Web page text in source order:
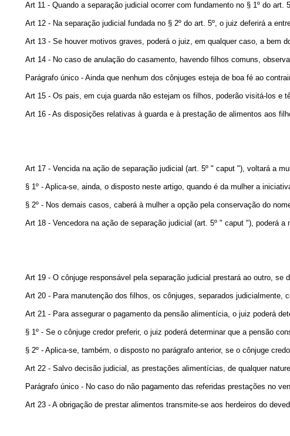
Art 11 - Quando a separação judicial ocorrer com fundamento no § 1º do
Art 12 - Na separação judicial fundada no § 2º do art. 5º, o juiz deferirá a
Art 13 - Se houver motivos graves, poderá o juiz, em qualquer caso, a bem
Art 14 - No caso de anulação do casamento, havendo filhos comuns,
Parágrafo único - Ainda que nenhum dos cônjuges esteja de boa fé ao
Art 15 - Os pais, em cuja guarda não estejam os filhos, poderão visitá-los e
Art 16 - As disposições relativas à guarda e à prestação de alimentos aos
Art 17 - Vencida na ação de separação judicial (art. 5º " caput "), voltará a
§ 1º - Aplica-se, ainda, o disposto neste artigo, quando é da mulher a
§ 2º - Nos demais casos, caberá à mulher a opção pela conservação do
Art 18 - Vencedora na ação de separação judicial (art. 5º " caput "), poderá a
Art 19 - O cônjuge responsável pela separação judicial prestará ao outro, se
Art 20 - Para manutenção dos filhos, os cônjuges, separados judicialmente,
Art 21 - Para assegurar o pagamento da pensão alimentícia, o juiz poderá
§ 1º - Se o cônjuge credor preferir, o juiz poderá determinar que a pensão
§ 2º - Aplica-se, também, o disposto no parágrafo anterior, se o cônjuge
Art 22 - Salvo decisão judicial, as prestações alimentícias, de qualquer
Parágrafo único - No caso do não pagamento das referidas prestações no
Art 23 - A obrigação de prestar alimentos transmite-se aos herdeiros do